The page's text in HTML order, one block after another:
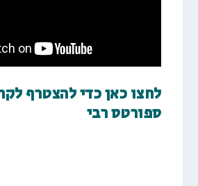
לחצו כאן כדי להצטרף
ספורטס רבי